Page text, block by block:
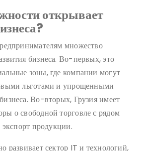
открывает
множество
бизнеса. Во-первых, это
зоны, где компании могут
льготами и упрощенными
Во-вторых, Грузия имеет
о свободной торговле с рядом
экспорт продукции.
развивает сектор IT и технологий,